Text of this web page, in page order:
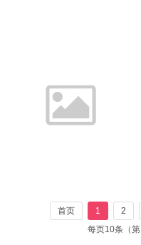
首页 1 2
每页10条（第